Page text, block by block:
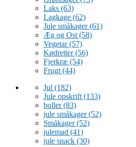
Laks (63)
Lagkage (62)
Jule småkager(61)
Æg og Ost (58)
Vegetar(57)
Kødretter(56)
Fjerkræ (54)
Frugt (44)
Jul (182)
Jule opskrift (133)
boller(83)
jule småkager(52)
Småkager(52)
julemad (41)
jule snack (30)